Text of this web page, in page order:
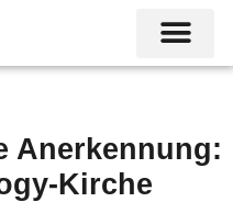
Anerkennung:
Kirche